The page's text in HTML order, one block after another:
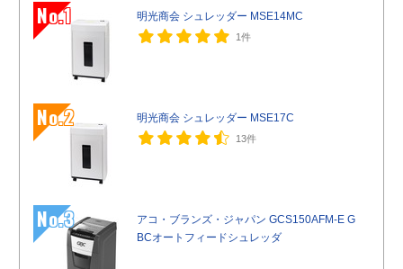
No.1 明光商会 シュレッダー MSE14MC
1件
No.2 明光商会 シュレッダー MSE17C
13件
No.3
アコ・ブランズ・ジャパン GCS150AFM-E G
BCオートフィードシュレッダ